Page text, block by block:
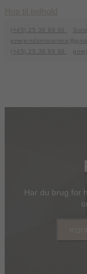
Hop til indhold
(+45) 25 38 99 66
(+45) 25 38 99 66
Har du brug for